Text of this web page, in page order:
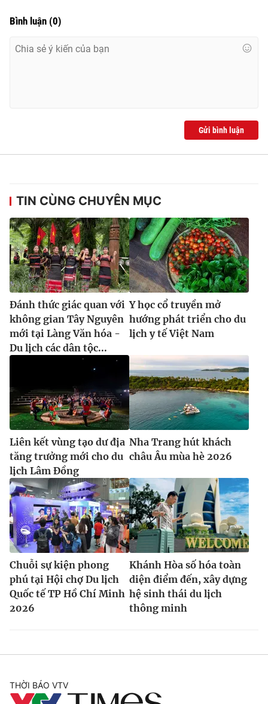
Bình luận (0)
Gửi bình luận
TIN CÙNG CHUYÊN MỤC
Đánh thức giác quan với
không gian Tây Nguyên
mới tại Làng Văn hóa -
Du lịch các dân tộc...
Y học cổ truyền mở
hướng phát triển cho du
lịch y tế Việt Nam
Liên kết vùng tạo dư địa
tăng trưởng mới cho du
lịch Lâm Đồng
Nha Trang hút khách
châu Âu mùa hè 2026
Chuỗi sự kiện phong
phú tại Hội chợ Du lịch
Quốc tế TP Hồ Chí Minh
2026
Khánh Hòa số hóa toàn
diện điểm đến, xây dựng
hệ sinh thái du lịch
thông minh
THỜI BÁO VTV